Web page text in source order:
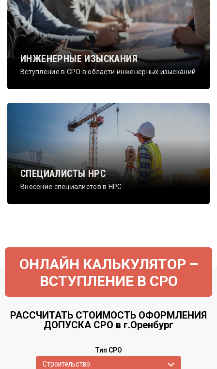
ИНЖЕНЕРНЫЕ ИЗЫСКАНИЯ
Вступление в СРО в области инженерных изысканий
СПЕЦИАЛИСТЫ НРС
Внесение специалистов в НРС
ОНЛАЙН КАЛЬКУЛЯТОР –
ВСТУПЛЕНИЕ В СРО
РАССЧИТАТЬ СТОИМОСТЬ ОФОРМЛЕНИЯ
ДОПУСКА СРО в г.Оренбург
Тип СРО
Cтроительство